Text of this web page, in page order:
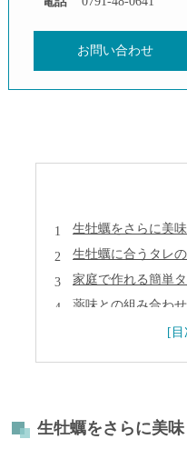
お問い合わせ
生牡蠣をさらに美
生牡蠣に合うタレ
家庭で作れる簡単
薬味との組み合わ
生牡蠣をさらに美